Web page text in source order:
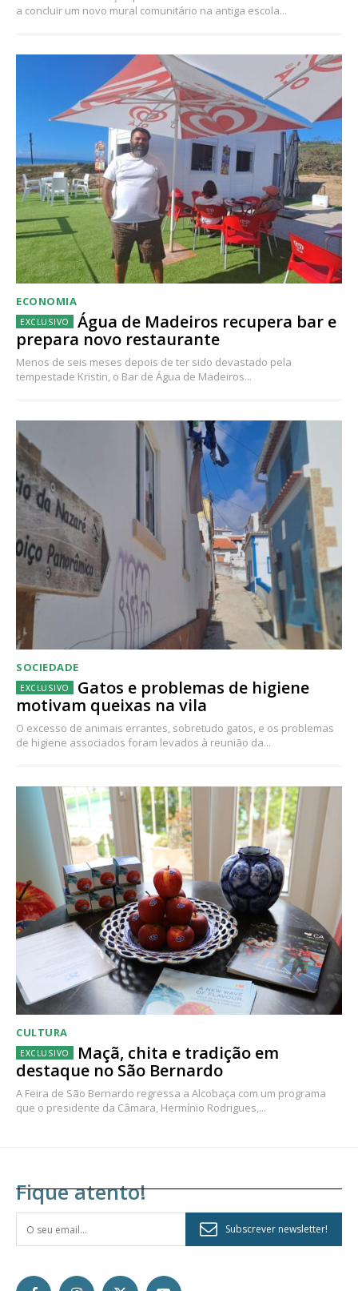
a concluir um novo mural comunitário na antiga escola...
ECONOMIA
Água de Madeiros recupera bar e
prepara novo restaurante
Menos de seis meses depois de ter sido devastado pela
tempestade Kristin, o Bar de Água de Madeiros...
SOCIEDADE
Gatos e problemas de higiene
motivam queixas na vila
O excesso de animais errantes, sobretudo gatos, e os problemas
de higiene associados foram levados à reunião da...
CULTURA
Maçã, chita e tradição em
destaque no São Bernardo
A Feira de São Bernardo regressa a Alcobaça com um programa
que o presidente da Câmara, Hermínio Rodrigues,...
Fique atento!
Subscrever newsletter!